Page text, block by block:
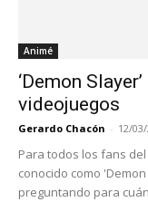
Animé
‘Demon
videojuegos
Gerardo Chacón - 12/
Para todos los fans
conocido como
preguntando para